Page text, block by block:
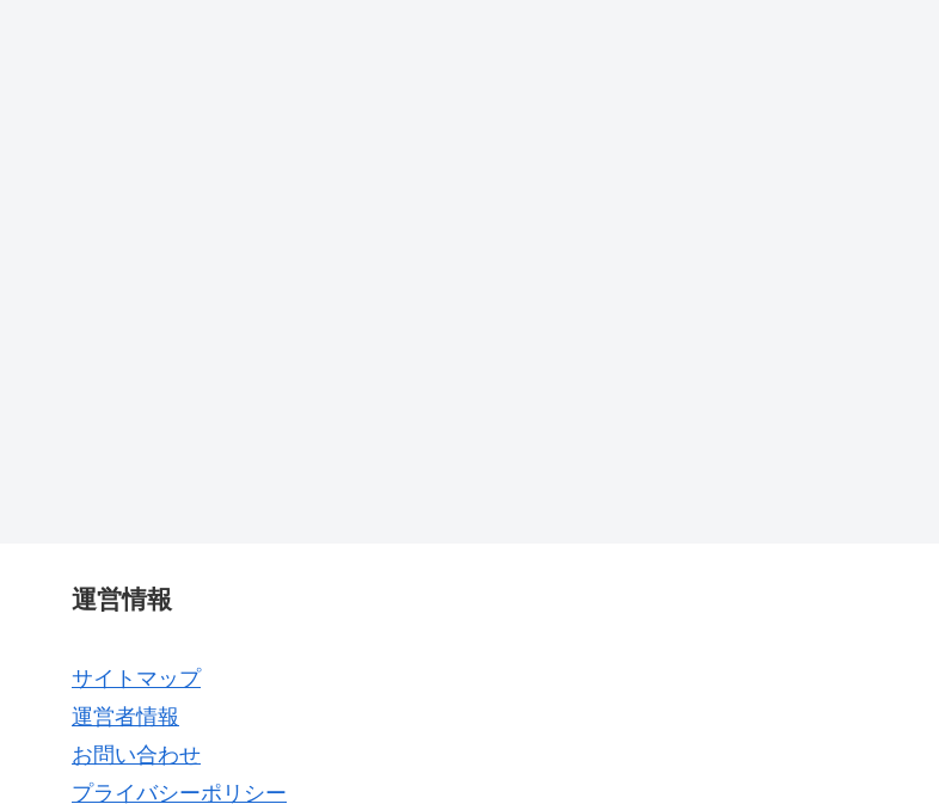
運営情報
サイトマップ
運営者情報
お問い合わせ
プライバシーポリシー